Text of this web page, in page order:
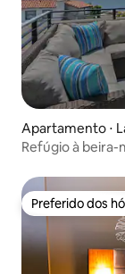
Apartamento ⋅
Refúgio à beira-
Preferido dos
Preferido dos